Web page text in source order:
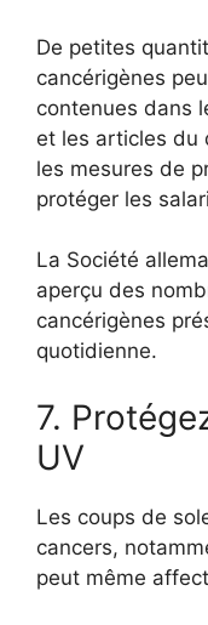
De petites
cancérigènes
contenues dans
et les articles du
les mesures de
protéger les
La Société
aperçu des
cancérigènes
quotidienne.
7.
UV
Les coups de
cancers,
peut même